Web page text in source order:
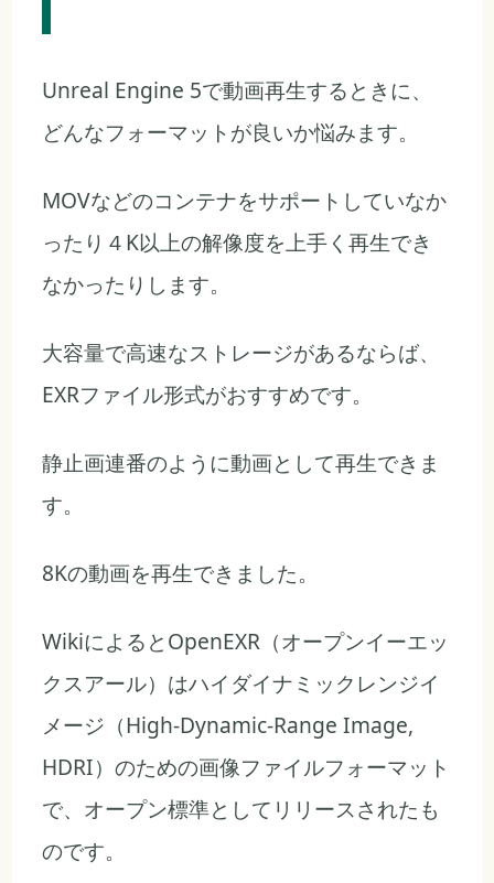
Unreal Engine 5で動画再生するときに、
どんなフォーマットが良いか悩みます。
MOVなどのコンテナをサポートしていなか
ったり４K以上の解像度を上手く再生でき
なかったりします。
大容量で高速なストレージがあるならば、
EXRファイル形式がおすすめです。
静止画連番のように動画として再生できま
す。
8Kの動画を再生できました。
WikiによるとOpenEXR（オープンイーエッ
クスアール）はハイダイナミックレンジイ
メージ（High-Dynamic-Range Image,
HDRI）のための画像ファイルフォーマット
で、オープン標準としてリリースされたも
のです。